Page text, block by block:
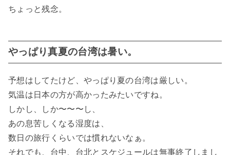
ちょっと残念。
やっぱり真夏の台湾は暑い。
予想はしてたけど、やっぱり夏の台湾は厳しい。
気温は日本の方が高かったみたいですね。
しかし、しか〜〜〜し、
あの息苦しくなる湿度は、
数日の旅行くらいでは慣れないなぁ。
それでも、台中、台北とスケジュールは無事終了しまし